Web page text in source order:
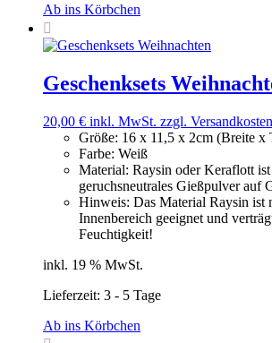
Ab ins Körbchen
Geschenksets
20,00 € inkl. MwSt. zzgl. Versandkosten
Größe: 16 x 11,5 x 2cm (Breite x
Farbe: Weiß
Material: Raysin oder Keraflott
geruchsneutrales Gießpulver auf
Hinweis: Das Material Raysin ist
Innenbereich geeignet und
Feuchtigkeit!
inkl. 19 % MwSt.
Lieferzeit: 3 - 5 Tage
Ab ins Körbchen